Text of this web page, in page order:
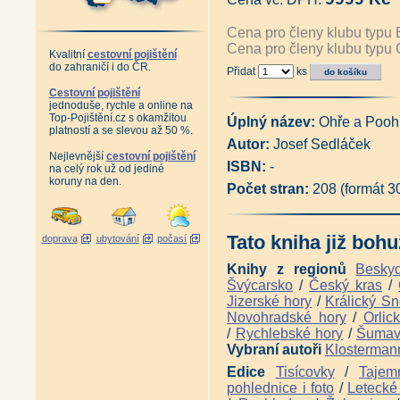
Kvalitní cestovní pojištění
do zahraničí i do ČR.
Cestovní pojištění
jednoduše, rychle a online na
Top-Pojištění.cz s okamžitou
platností a se slevou až 50 %.
Nejlevnější cestovní pojištění
na celý rok už od jediné
koruny na den.
doprava ubytování počasí
Z historie hornictví v obci
Antikvariát - Hornické
Vzpomínka na závod Libík
Antikvariát - Česko-německý
český slovník názvů měst,
Sada Boží Dar a jeho nejen
Průvodce naučnou stezkou
Znovuzrození rozhledny na
Jáchymov - Joachimsthal - I.
Jáchymov město stříbra,
Schlikové a dobývání stříbra
Antikvariát - Hornická postila
1617 (pokračovatelé
Antikvariát - 1000 let
Antikvariát - Od Vejprt po
Magická místa
David Becher a Karlovy Vary
Karl Ernstberger (Lubomír
Kapitoly z historie západních
Kapitoly z historie západních
Tajemství západní hranice -
Tajemné stezky - Za
Tajemné stezky - Z hradu na
Tajemné stezky - Hornickou
Tajemné stezky - Za
Tajemné stezky - Za skrytou
Cena pro členy klubu typu
Cena pro členy klubu typu
Přidat ks
Úplný název: Ohře a
Autor: Josef Sedláček
ISBN: -
Počet stran: 208 (formát
Tato kniha již
Knihy z regionů
Švýcarsko / Český kras /
Jizerské hory / Králický
Novohradské hory/
/ Rychlebské hory /
Vybraní autoři
Edice Tisícovky/
pohlednice i foto /